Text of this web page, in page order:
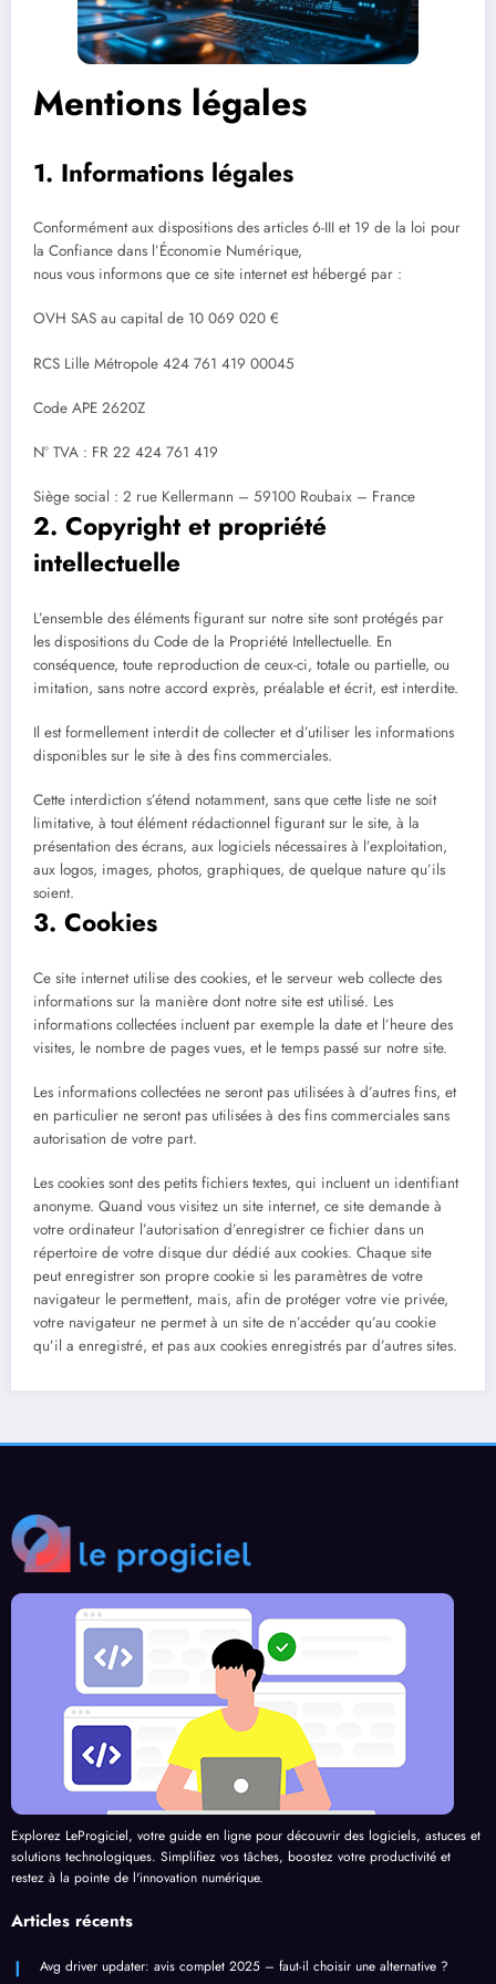
Mentions légales
1. Informations légales
Conformément aux dispositions des articles 6-III et 19 de la loi pour
la Confiance dans l’Économie Numérique,
nous vous informons que ce site internet est hébergé par :
OVH SAS au capital de 10 069 020 €
RCS Lille Métropole 424 761 419 00045
Code APE 2620Z
N° TVA : FR 22 424 761 419
Siège social : 2 rue Kellermann – 59100 Roubaix – France
2. Copyright et propriété
intellectuelle
L’ensemble des éléments figurant sur notre site sont protégés par
les dispositions du Code de la Propriété Intellectuelle. En
conséquence, toute reproduction de ceux-ci, totale ou partielle, ou
imitation, sans notre accord exprès, préalable et écrit, est interdite.
Il est formellement interdit de collecter et d’utiliser les informations
disponibles sur le site à des fins commerciales.
Cette interdiction s’étend notamment, sans que cette liste ne soit
limitative, à tout élément rédactionnel figurant sur le site, à la
présentation des écrans, aux logiciels nécessaires à l’exploitation,
aux logos, images, photos, graphiques, de quelque nature qu’ils
soient.
3. Cookies
Ce site internet utilise des cookies, et le serveur web collecte des
informations sur la manière dont notre site est utilisé. Les
informations collectées incluent par exemple la date et l’heure des
visites, le nombre de pages vues, et le temps passé sur notre site.
Les informations collectées ne seront pas utilisées à d’autres fins, et
en particulier ne seront pas utilisées à des fins commerciales sans
autorisation de votre part.
Les cookies sont des petits fichiers textes, qui incluent un identifiant
anonyme. Quand vous visitez un site internet, ce site demande à
votre ordinateur l’autorisation d’enregistrer ce fichier dans un
répertoire de votre disque dur dédié aux cookies. Chaque site
peut enregistrer son propre cookie si les paramètres de votre
navigateur le permettent, mais, afin de protéger votre vie privée,
votre navigateur ne permet à un site de n’accéder qu’au cookie
qu’il a enregistré, et pas aux cookies enregistrés par d’autres sites.
Explorez LeProgiciel, votre guide en ligne pour découvrir des logiciels, astuces et
solutions technologiques. Simplifiez vos tâches, boostez votre productivité et
restez à la pointe de l'innovation numérique.
Articles récents
Avg driver updater: avis complet 2025 – faut-il choisir une alternative ?